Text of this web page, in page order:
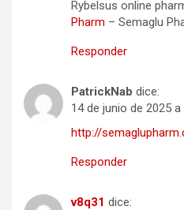
Rybelsus online
Pharm – Semaglu
Responder
PatrickNab dice:
14 de junio de 2025 a
http://
Responder
v8q31 dice: